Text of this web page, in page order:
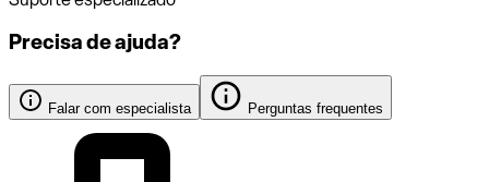
Precisa de ajuda?
Falar com especialista Perguntas frequentes